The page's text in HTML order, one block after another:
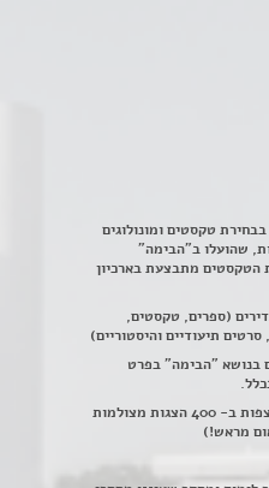
בבחירת טקסטים ומונולוגים
מ – 3500 מחזות, שהועלו ב"הבימה"
הטקסטים מתבצעת בארכיון
(ספרים, טקסטים,
תיעודיים והיסטוריים)
בנושא "הבימה" בפרט
.
חדר הצפייה מרווח ובו ניתן לצפות ב- 400 הצגות מצולמות
מראש!)